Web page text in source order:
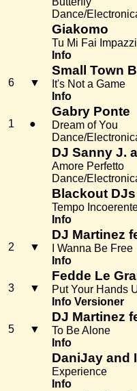
Dance/
Giakomo
Tu Mi Fai
Info
6 ▼
Small Town
It's Not a Game
Info
1 ●
Gabry Ponte
Dream of You
Dance/
DJ Sanny J.
Amore Perfetto
Dance/
Blackout DJs
Tempo
Info
2 ▼
DJ Martinez
I Wanna Be Free
Info
3 ▼
Fedde Le
Put Your Hands
Info Versioner
5 ▼
DJ Martinez
To Be Alone
Info
DaniJay and
Experience
Info